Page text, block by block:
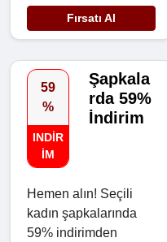
Fırsatı Al
59
%
INDIR
IM
Şapkala
rda 59%
İndirim
Hemen alın! Seçili
kadın şapkalarında
59% indirimden